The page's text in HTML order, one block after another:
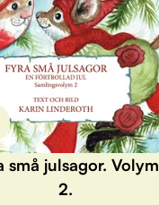
små julsagor. Volym
2.